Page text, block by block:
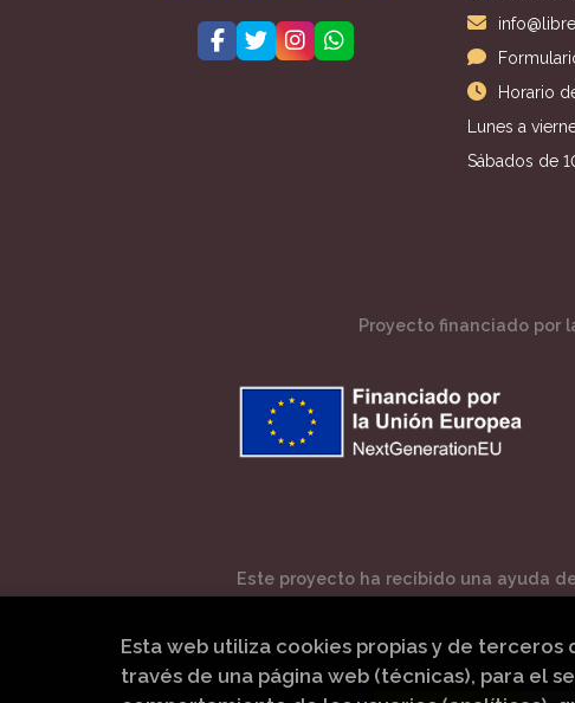
Horario
Lunes a
Sábados de
Proyecto financiado por
Este proyecto ha recibido una ayuda
Esta web utiliza cookies propias y de
través de una página web (técnicas), para el